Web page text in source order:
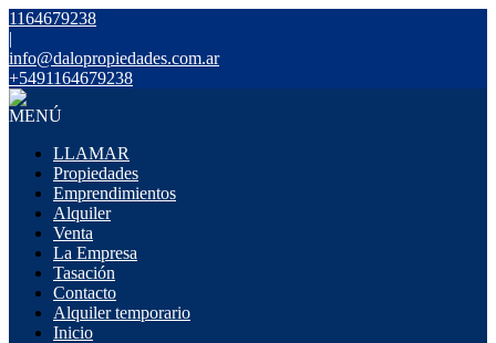
1164679238
|
info@dalopropiedades.com.ar
+5491164679238
MENÚ
LLAMAR
Propiedades
Emprendimientos
Alquiler
Venta
La Empresa
Tasación
Contacto
Alquiler temporario
Inicio